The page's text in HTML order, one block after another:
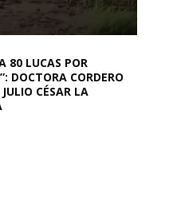
80 LUCAS POR
DOCTORA CORDERO
CÉSAR LA